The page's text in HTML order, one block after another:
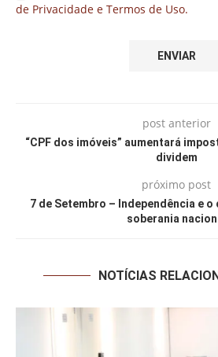
de Privacidade e Termos de Uso.
post anterior
“CPF dos imóveis” aumentará
dividem
próximo post
7 de Setembro – Independência e
soberania
NOTÍCIAS